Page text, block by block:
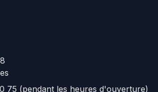
75 (pendant les heures d'ouverture)